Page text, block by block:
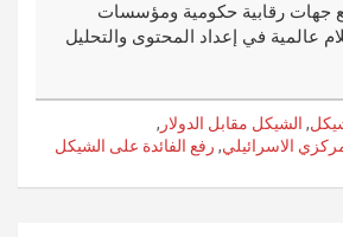
جهات رقابية حكومية ومؤسسات
عالمية في إعداد المحتوى والتحليل
, الشيكل مقابل الدولار ,
الاسرائيلي, رفع الفائدة على الشيكل